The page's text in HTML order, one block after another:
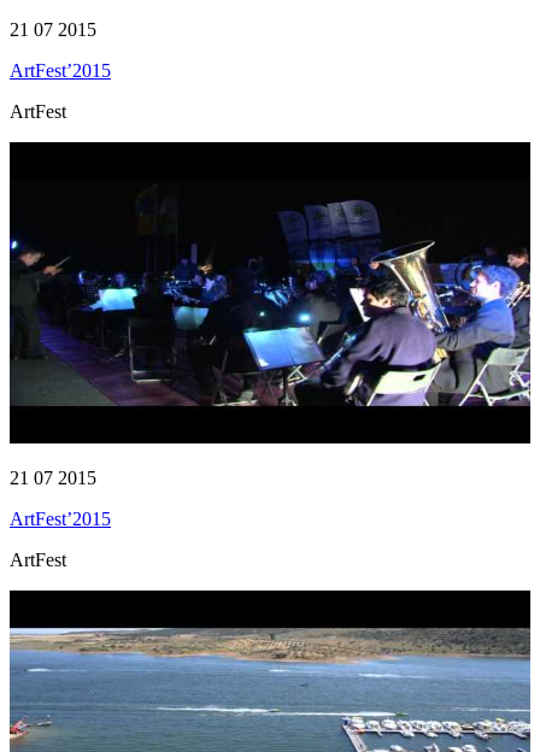
21 07 2015
ArtFest’2015
ArtFest
21 07 2015
ArtFest’2015
ArtFest